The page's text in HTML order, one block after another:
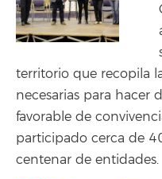
territorio que recopila
necesarias para hacer
favorable de
participado cerca de
centenar de entidades.